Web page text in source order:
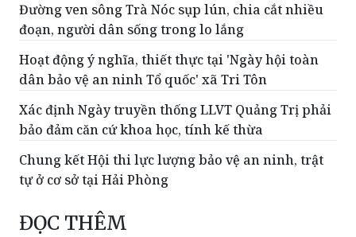
Đường ven sông Trà Nóc sụp lún, chia cắt nhiều
đoạn, người dân sống trong lo lắng
Hoạt động ý nghĩa, thiết thực tại 'Ngày hội toàn
dân bảo vệ an ninh Tổ quốc' xã Tri Tôn
Xác định Ngày truyền thống LLVT Quảng Trị phải
bảo đảm căn cứ khoa học, tính kế thừa
Chung kết Hội thi lực lượng bảo vệ an ninh, trật
tự ở cơ sở tại Hải Phòng
ĐỌC THÊM